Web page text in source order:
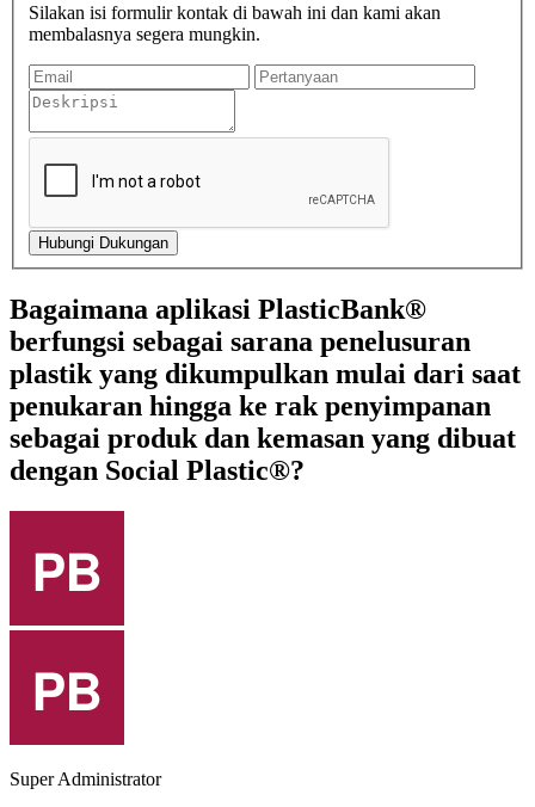
Silakan isi formulir kontak di bawah ini dan kami akan
membalasnya segera mungkin.
Bagaimana aplikasi PlasticBank®
berfungsi sebagai sarana penelusuran
plastik yang dikumpulkan mulai dari saat
penukaran hingga ke rak penyimpanan
sebagai produk dan kemasan yang dibuat
dengan Social Plastic®?
Super Administrator